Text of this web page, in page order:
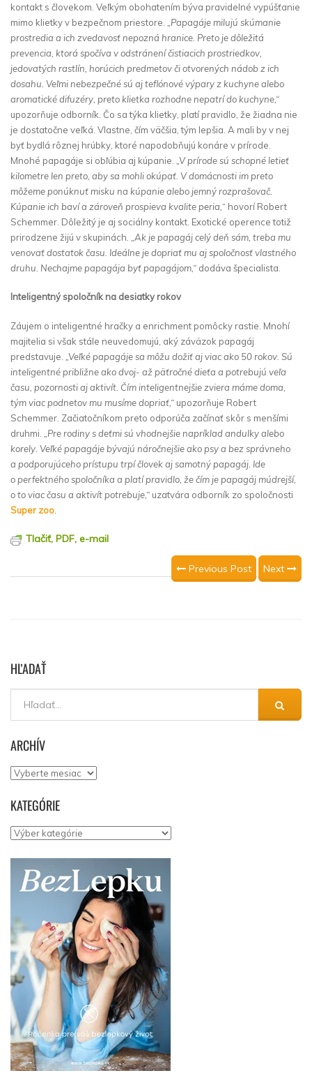
kontakt s človekom. Veľkým obohatením býva pravidelné vypúšťanie
mimo klietky v bezpečnom priestore.
„Papagáje milujú skúmanie
prostredia a ich zvedavosť nepozná hranice. Preto je dôležitá
prevencia, ktorá spočíva v odstránení čistiacich prostriedkov,
jedovatých rastlín, horúcich predmetov či otvorených nádob z ich
dosahu. Veľmi nebezpečné sú aj teflónové výpary z kuchyne alebo
aromatické difuzéry, preto klietka rozhodne nepatrí do kuchyne,“
upozorňuje odborník. Čo sa týka klietky, platí pravidlo, že žiadna nie
je dostatočne veľká. Vlastne, čím väčšia, tým lepšia. A mali by v nej
byť bydlá rôznej hrúbky, ktoré napodobňujú konáre v prírode.
Mnohé papagáje si obľúbia aj kúpanie.
„V prírode sú schopné letieť
kilometre len preto, aby sa mohli okúpať. V domácnosti im preto
môžeme ponúknuť misku na kúpanie alebo jemný rozprašovač.
Kúpanie ich baví a zároveň prospieva kvalite peria, “ hovorí Robert
Schemmer. Dôležitý je aj sociálny kontakt. Exotické operence totiž
prirodzene žijú v skupinách . „Ak je papagáj celý deň sám, treba mu
venovať dostatok času. Ideálne je dopriať mu aj spoločnosť vlastného
druhu. Nechajme papagája byť papagájom,“ dodáva špecialista.
Inteligentný spoločník na desiatky rokov
Záujem o inteligentné hračky a enrichment pomôcky rastie. Mnohí
majitelia si však stále neuvedomujú, aký záväzok papagáj
predstavuje.
„Veľké papagáje sa môžu dožiť aj viac ako 50 rokov. Sú
inteligentné približne ako dvoj- až päťročné dieťa a potrebujú veľa
času, pozornosti aj aktivít. Čím inteligentnejšie zviera máme doma,
tým viac podnetov mu musíme dopriať,“ upozorňuje Robert
Schemmer. Začiatočníkom preto odporúča začínať skôr s menšími
druhmi.
„Pre rodiny s deťmi sú vhodnejšie napríklad andulky alebo
korely. Veľké papagáje bývajú náročnejšie ako psy a bez správneho
a podporujúceho prístupu trpí človek aj samotný papagáj. Ide
o perfektného spoločníka a platí pravidlo, že čím je papagáj múdrejší,
o to viac času a aktivít potrebuje,“ uzatvára odborník zo spoločnosti
Super zoo
Tlačiť, PDF, e-mail
Previous Post Next
HĽADAŤ
ARCHÍV
Archív
KATEGÓRIE
Kategórie